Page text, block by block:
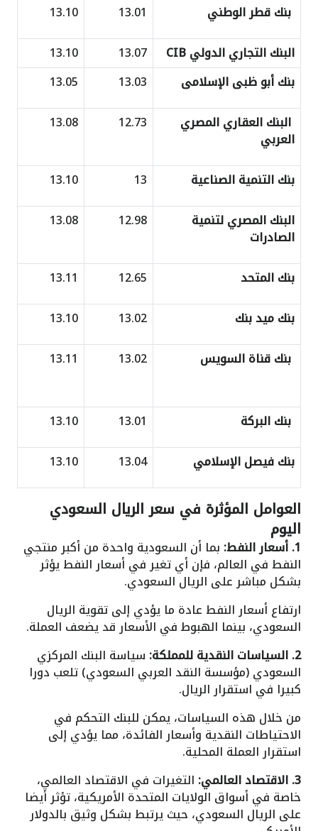
بنك قطر الوطني
13.01
13.10
البنك التجاري الدولي CIB
13.07
13.10
بنك أبو ظبى الإسلامى
13.03
13.05
البنك العقاري المصري
العربي
12.73
13.08
بنك التنمية الصناعية 13
13.10
البنك المصري لتنمية
الصادرات
12.98
13.08
بنك المتحد 12.65
13.11
بنكميد بنك 13.02
13.10
بنك قناة السويس
13.02
13.11
بنك البركة 13.01
13.10
بنك فيصل الإسلامي
13.04
13.10
العوامل المؤثرة في سعر الريال السعودي
اليوم
1. أسعار النفط: بما أن السعودية واحدة من أكبر منتجي
النفط في العالم، فإن أي تغير في أسعار النفط يؤثر
بشكل مباشر على الريال السعودي.
ارتفاع أسعار النفط عادة ما يؤدي إلى تقوية الريال
السعودي، بينما الهبوط في الأسعار قد يضعف العملة.
2. السياسات النقدية للمملكة:
سياسة البنك المركزي
السعودي (مؤسسة النقد العربي السعودي) تلعب دورا
كبيرا في استقرار الريال.
من خلال هذه السياسات، يمكن للبنك التحكم في
الاحتياطات النقدية وأسعار الفائدة، مما يؤدي إلى
استقرار العملة المحلية.
3. الاقتصاد العالمي:
التغيرات في الاقتصاد العالمي،
خاصة في أسواق الولايات المتحدة الأمريكية، تؤثر أيضا
على الريال السعودي، حيث يرتبط بشكل وثيق بالدولار